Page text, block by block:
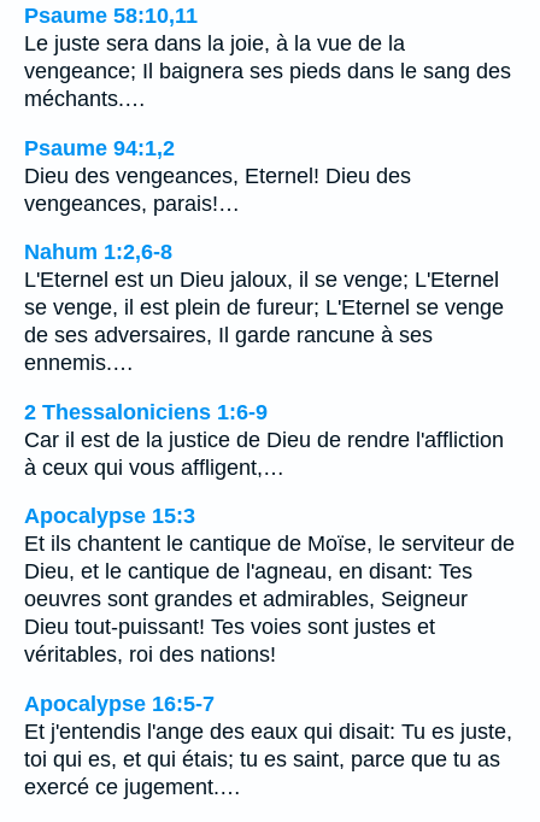
Psaume 58:10,11
Le juste sera dans la joie, à la vue de la
vengeance; Il baignera ses pieds dans le sang des
méchants.…
Psaume 94:1,2
Dieu des vengeances, Eternel! Dieu des
vengeances, parais!…
Nahum 1:2,6-8
L'Eternel est un Dieu jaloux, il se venge; L'Eternel
se venge, il est plein de fureur; L'Eternel se venge
de ses adversaires, Il garde rancune à ses
ennemis.…
2 Thessaloniciens 1:6-9
Car il est de la justice de Dieu de rendre l'affliction
à ceux qui vous affligent,…
Apocalypse 15:3
Et ils chantent le cantique de Moïse, le serviteur de
Dieu, et le cantique de l'agneau, en disant: Tes
oeuvres sont grandes et admirables, Seigneur
Dieu tout-puissant! Tes voies sont justes et
véritables, roi des nations!
Apocalypse 16:5-7
Et j'entendis l'ange des eaux qui disait: Tu es juste,
toi qui es, et qui étais; tu es saint, parce que tu as
exercé ce jugement.…